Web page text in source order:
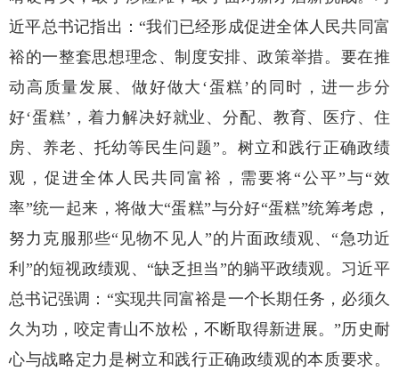
近平总书记指出：“我们已经形成促进全体人民共同富
裕的一整套思想理念、制度安排、政策举措。要在推
动高质量发展、做好做大‘蛋糕’的同时，进一步分
好‘蛋糕’，着力解决好就业、分配、教育、医疗、住
房、养老、托幼等民生问题”。树立和践行正确政绩
观，促进全体人民共同富裕，需要将“公平”与“效
率”统一起来，将做大“蛋糕”与分好“蛋糕”统筹考虑，
努力克服那些“见物不见人”的片面政绩观、“急功近
利”的短视政绩观、“缺乏担当”的躺平政绩观。习近平
总书记强调：“实现共同富裕是一个长期任务，必须久
久为功，咬定青山不放松，不断取得新进展。”历史耐
心与战略定力是树立和践行正确政绩观的本质要求。